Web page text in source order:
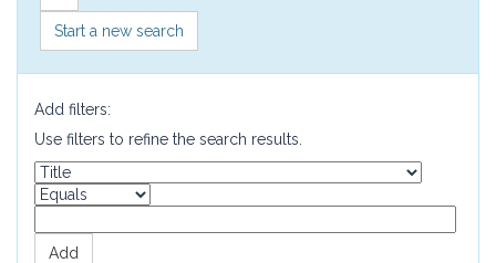
Start a new search
Add filters:
Use filters to refine the search results.